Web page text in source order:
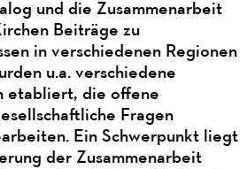
und die Zusammenarbeit
Beiträge zu
in verschiedenen Regionen
u.a. verschiedene
etabliert, die offene
Fragen
Ein Schwerpunkt liegt
der Zusammenarbeit